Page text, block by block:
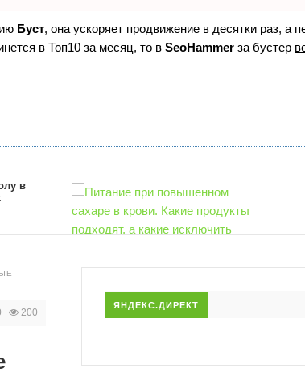
Буст, она ускоряет продвижение в десятки раз, а
в Топ10 за месяц, то в SeoHammer за бустер
200
ЯНДЕКС.ДИРЕКТ